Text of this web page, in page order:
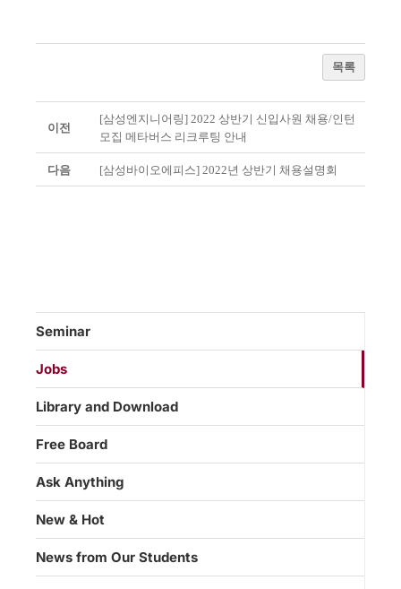
목록
이전
[삼성엔지니어링] 2022 상반기 신입사원 채용/인턴
모집 메타버스 리크루팅 안내
다음 [삼성바이오에피스] 2022년 상반기 채용설명회
Seminar
Jobs
Library and Download
Free Board
Ask Anything
New & Hot
News from Our Students